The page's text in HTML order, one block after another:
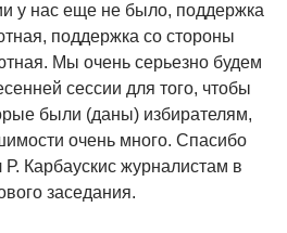
у нас еще не было, поддержка
поддержка со стороны
Мы очень серьезно будем
сессии для того, чтобы
были (даны) избирателям,
очень много. Спасибо
Карбаускис журналистам в
заседания.